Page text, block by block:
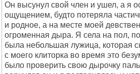
Он высунул свой член и ушел, а я
ощущением, будто потеряла
и родное, а на месте моей
огроменная дыра. Я села на пол,
была небольшая лужица, которая
с моего клиторка во время это
было проверить свою дырочку